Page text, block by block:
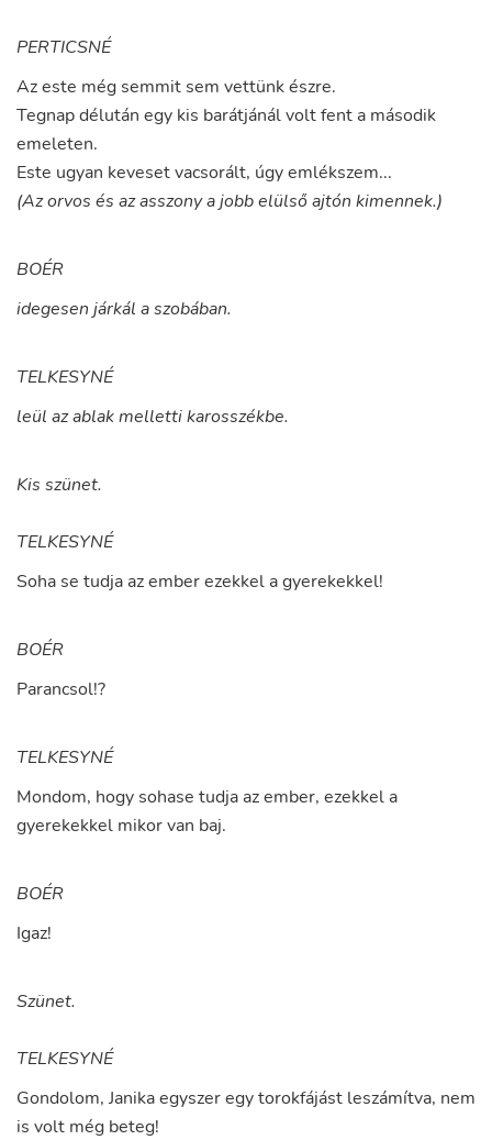
PERTICSNÉ
Azeste mégsemmitsem vettünkészre.
Tegnapdélután egy kis barátjánálvoltfent a második
emeleten.
Este ugyan kevesetvacsorált, úgyemlékszem...
(Az orvos és az asszony a jobb elülső ajtón kimennek.)
BOÉR
idegesen járkál a szobában.
TELKESYNÉ
leül az ablak melletti karosszékbe.
Kis szünet.
TELKESYNÉ
Sohase tudja azemberezekkel agyerekekkel!
BOÉR
Parancsol!?
TELKESYNÉ
Mondom, hogysohase tudja azember, ezekkel a
gyerekekkel mikorvan baj.
BOÉR
Igaz!
Szünet.
TELKESYNÉ
Gondolom, Janikaegyszeregytorokfájást leszámítva, nem
is volt még beteg!